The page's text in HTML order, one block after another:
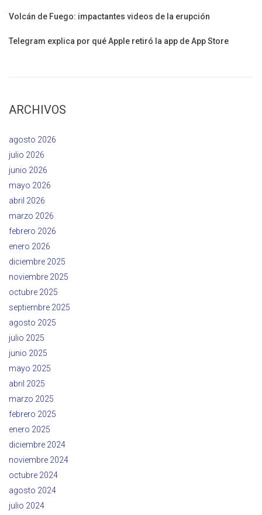
Volcán de Fuego: impactantes videos de la erupción
Telegram explica por qué Apple retiró la app de App Store
ARCHIVOS
agosto 2026
julio 2026
junio 2026
mayo 2026
abril 2026
marzo 2026
febrero 2026
enero 2026
diciembre 2025
noviembre 2025
octubre 2025
septiembre 2025
agosto 2025
julio 2025
junio 2025
mayo 2025
abril 2025
marzo 2025
febrero 2025
enero 2025
diciembre 2024
noviembre 2024
octubre 2024
agosto 2024
julio 2024